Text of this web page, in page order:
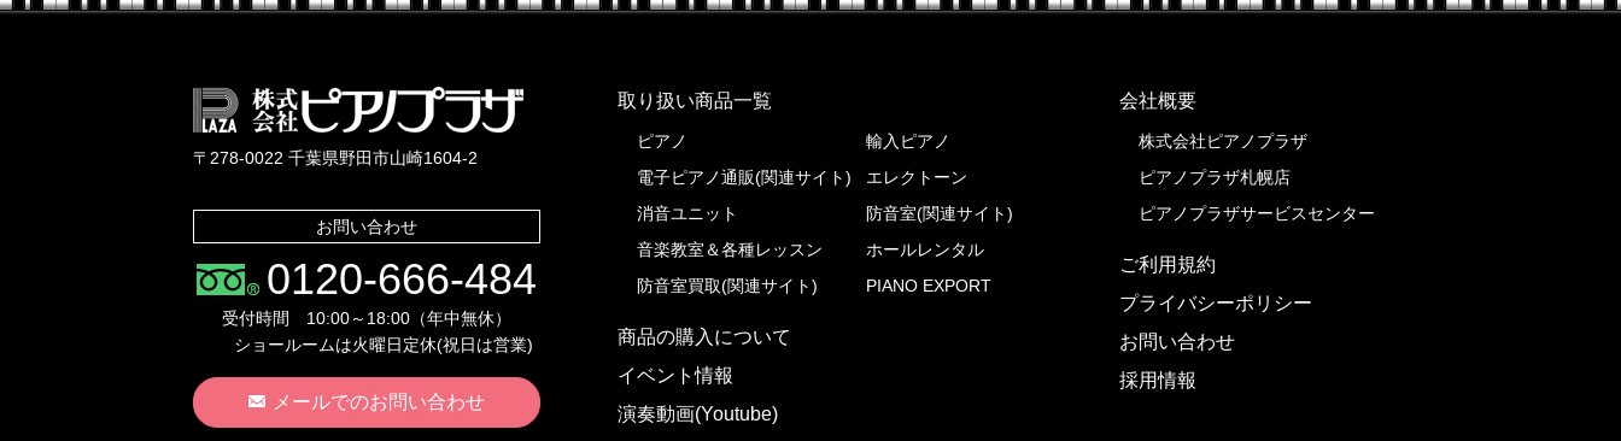
株式会社ピアノプラザ
〒278-0022 千葉県野田市山崎1604-2
お問い合わせ
0120-666-484
受付時間 10:00～18:00（年中無休）
ショールームは火曜日定休(祝日は営業)
メールでのお問い合わせ
取り扱い商品一覧
ピアノ
輸入ピアノ
電子ピアノ通販(関連サイト)
エレクトーン
消音ユニット
防音室(関連サイト)
音楽教室＆各種レッスン
ホールレンタル
防音室買取(関連サイト)
PIANO EXPORT
商品の購入について
イベント情報
演奏動画(Youtube)
会社概要
株式会社ピアノプラザ
ピアノプラザ札幌店
ピアノプラザサービスセンター
ご利用規約
プライバシーポリシー
お問い合わせ
採用情報